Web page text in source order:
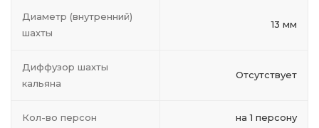
Диаметр (внутренний)
шахты
13 мм
Диффузор шахты
кальяна
Отсутствует
Кол-во персон на 1 персону